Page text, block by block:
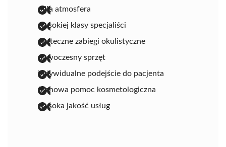
miła atmosfera
wysokiej klasy specjaliści
skuteczne zabiegi okulistyczne
nowoczesny sprzęt
indywidualne podejście do pacjenta
fachowa pomoc kosmetologiczna
wysoka jakość usług